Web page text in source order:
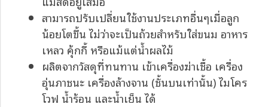
สามารถปรับเปลี่ยนใช้งานประเภทอื่นๆเมื่อลูก
น้อยโตขึ้น ไม่ว่าจะเป็นถ้วยสำหรับใส่ขนม อาหาร
เหลว คุ้กกี้ หรือแม้แต่น้ำผลไม้
ผลิตจากวัสดุที่ทนทาน เข้าเครื่องฆ่าเชื้อ เครื่อง
อุ่นภาชนะ เครื่องล้างจาน (ชั้นบนเท่านั้น) ไมโคร
โวฟ น้ำร้อน และน้ำเย็น ได้